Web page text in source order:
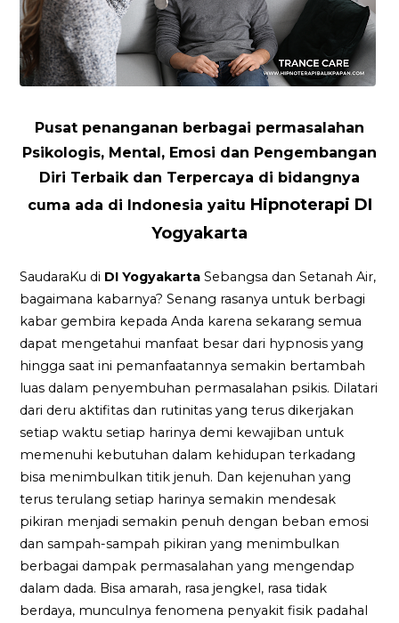
Pusat penanganan berbagai permasalahan
Psikologis, Mental, Emosi dan Pengembangan
Diri Terbaik dan Terpercaya di bidangnya
cuma ada di Indonesia yaitu Hipnoterapi DI
Yogyakarta
SaudaraKu di DI Yogyakarta Sebangsa dan Setanah Air,
bagaimana kabarnya? Senang rasanya untuk berbagi
kabar gembira kepada Anda karena sekarang semua
dapat mengetahui manfaat besar dari hypnosis yang
hingga saat ini pemanfaatannya semakin bertambah
luas dalam penyembuhan permasalahan psikis. Dilatari
dari deru aktifitas dan rutinitas yang terus dikerjakan
setiap waktu setiap harinya demi kewajiban untuk
memenuhi kebutuhan dalam kehidupan terkadang
bisa menimbulkan titik jenuh. Dan kejenuhan yang
terus terulang setiap harinya semakin mendesak
pikiran menjadi semakin penuh dengan beban emosi
dan sampah-sampah pikiran yang menimbulkan
berbagai dampak permasalahan yang mengendap
dalam dada. Bisa amarah, rasa jengkel, rasa tidak
berdaya, munculnya fenomena penyakit fisik padahal